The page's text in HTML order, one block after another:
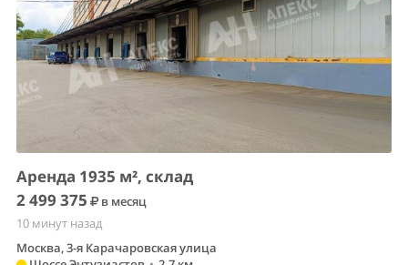
Аренда 1935 м², склад
2 499 375
в месяц
10 минут назад
Москва, 3-я Карачаровская улица